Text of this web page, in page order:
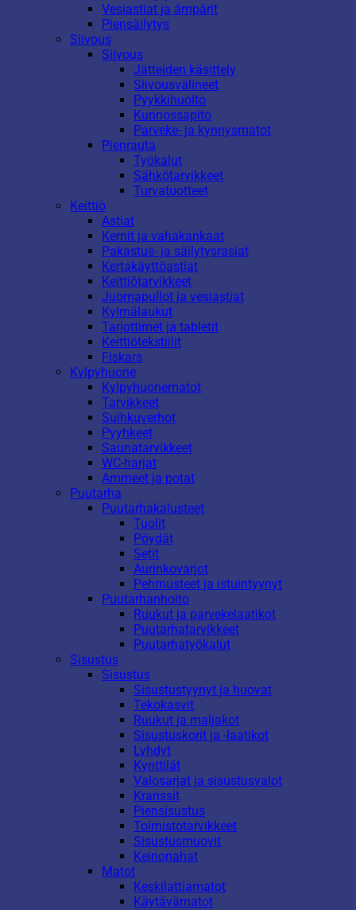
Vesiastiat ja ämpärit
Piensäilytys
Siivous
Siivous
Jätteiden käsittely
Siivousvälineet
Pyykkihuolto
Kunnossapito
Parveke- ja kynnysmatot
Pienrauta
Työkalut
Sähkötarvikkeet
Turvatuotteet
Keittiö
Astiat
Kernit ja vahakankaat
Pakastus- ja säilytysrasiat
Kertakäyttöastiat
Keittiötarvikkeet
Juomapullot ja vesiastiat
Kylmälaukut
Tarjottimet ja tabletit
Keittiötekstiilit
Fiskars
Kylpyhuone
Kylpyhuonematot
Tarvikkeet
Suihkuverhot
Pyyhkeet
Saunatarvikkeet
WC-harjat
Ammeet ja potat
Puutarha
Puutarhakalusteet
Tuolit
Pöydät
Setit
Aurinkovarjot
Pehmusteet ja istuintyynyt
Puutarhanhoito
Ruukut ja parvekelaatikot
Puutarhatarvikkeet
Puutarhatyökalut
Sisustus
Sisustus
Sisustustyynyt ja huovat
Tekokasvit
Ruukut ja maljakot
Sisustuskorit ja -laatikot
Lyhdyt
Kynttilät
Valosarjat ja sisustusvalot
Kranssit
Piensisustus
Toimistotarvikkeet
Sisustusmuovit
Keinonahat
Matot
Keskilattiamatot
Käytävämatot